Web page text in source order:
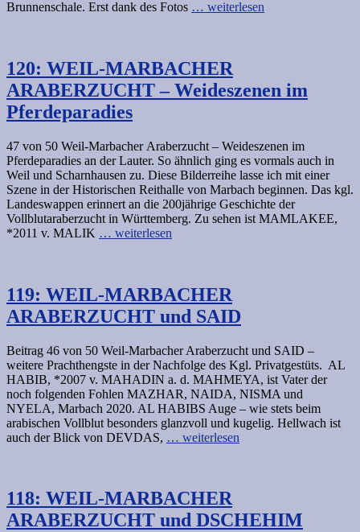
Brunnenschale. Erst dank des Fotos … weiterlesen
120: WEIL-MARBACHER
ARABERZUCHT – Weideszenen im
Pferdeparadies
47 von 50 Weil-Marbacher Araberzucht – Weideszenen im
Pferdeparadies an der Lauter. So ähnlich ging es vormals auch in
Weil und Scharnhausen zu. Diese Bilderreihe lasse ich mit einer
Szene in der Historischen Reithalle von Marbach beginnen. Das kgl.
Landeswappen erinnert an die 200jährige Geschichte der
Vollblutaraberzucht in Württemberg. Zu sehen ist MAMLAKEE,
*2011 v. MALIK … weiterlesen
119: WEIL-MARBACHER
ARABERZUCHT und SAID
Beitrag 46 von 50 Weil-Marbacher Araberzucht und SAID –
weitere Prachthengste in der Nachfolge des Kgl. Privatgestüts. AL
HABIB, *2007 v. MAHADIN a. d. MAHMEYA, ist Vater der
noch folgenden Fohlen MAZHAR, NAIDA, NISMA und
NYELA, Marbach 2020. AL HABIBS Auge – wie stets beim
arabischen Vollblut besonders glanzvoll und kugelig. Hellwach ist
auch der Blick von DEVDAS, … weiterlesen
118: WEIL-MARBACHER
ARABERZUCHT und DSCHEHIM